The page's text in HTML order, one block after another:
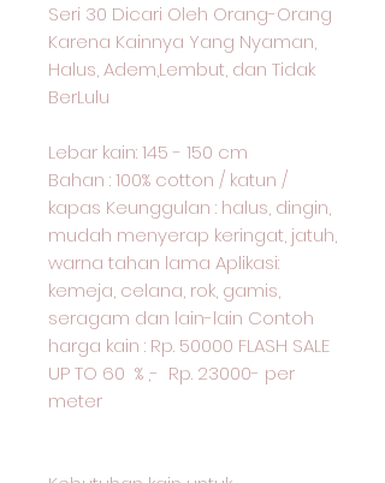
Seri 30 Dicari Oleh Orang-Orang
Karena Kainnya Yang Nyaman,
Halus, Adem,Lembut, dan Tidak
BerLulu
Lebar kain: 145 - 150 cm
Bahan : 100% cotton / katun /
kapas Keunggulan : halus, dingin,
mudah menyerap keringat, jatuh,
warna tahan lama Aplikasi:
kemeja, celana, rok, gamis,
seragam dan lain-lain Contoh
harga kain : Rp. 50000 FLASH SALE
UP TO 60 % ,- Rp. 23000- per
meter